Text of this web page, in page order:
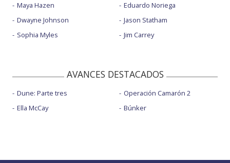
Maya Hazen
Dwayne Johnson
Sophia Myles
Eduardo Noriega
Jason Statham
Jim Carrey
AVANCES DESTACADOS
Dune: Parte tres
Ella McCay
Operación Camarón 2
Búnker